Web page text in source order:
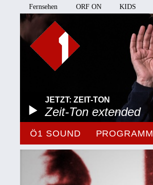
Fernsehen ORF ON KIDS
JETZT: ZEIT-TON
Zeit-Ton extended
Ö1 SOUND PROGRAMM